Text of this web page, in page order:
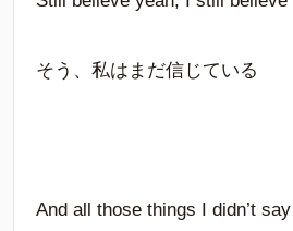
そう、私はまだ信じている
And all those things I didn’t say